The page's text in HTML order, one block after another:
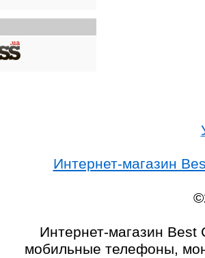
Интернет-магазин
Интернет-магазин Best
мобильные телефоны,